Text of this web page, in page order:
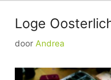
Loge
door Andrea